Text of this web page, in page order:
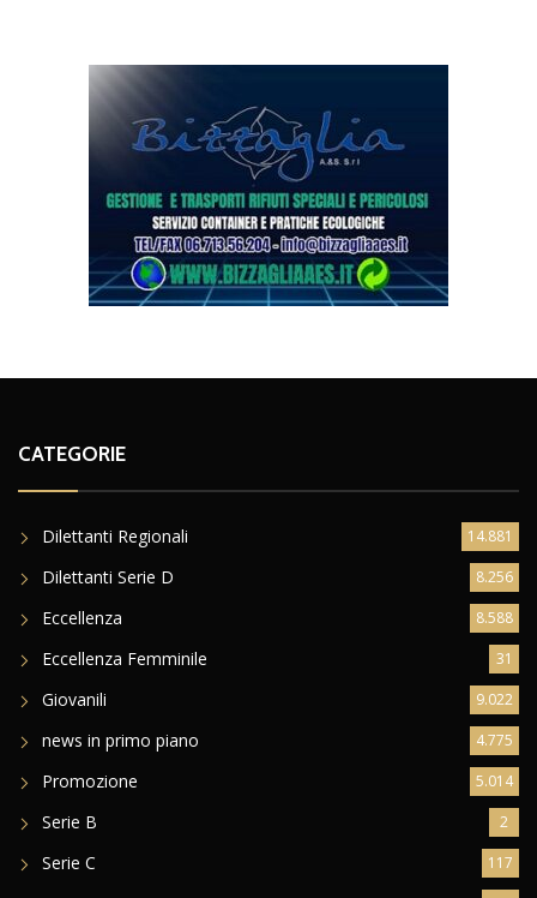
CATEGORIE
Dilettanti Regionali 14.881
Dilettanti Serie D 8.256
Eccellenza 8.588
Eccellenza Femminile 31
Giovanili 9.022
news in primo piano 4.775
Promozione 5.014
Serie B 2
Serie C 117